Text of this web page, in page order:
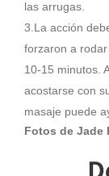
las arrugas.
3.La acción
forzaron a
10-15 minutos.
acostarse con
masaje puede
Fotos de Jade